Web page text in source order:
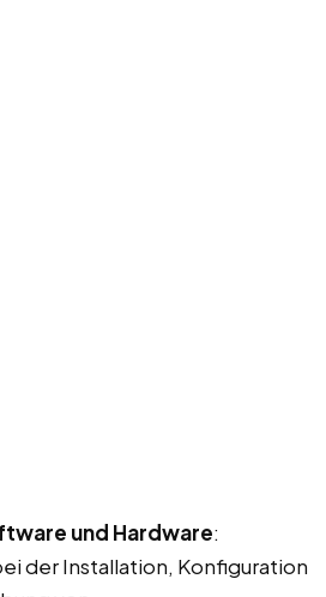
und Hardware:
der Installation, Konfiguration